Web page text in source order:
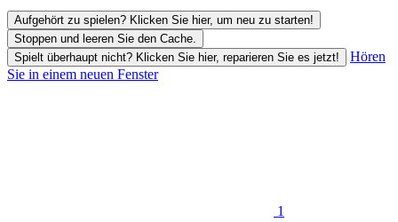
Aufgehört zu spielen? Klicken Sie hier, um neu zu starten!
Stoppen und leeren Sie den Cache.
Spielt überhaupt nicht? Klicken Sie hier, reparieren Sie es jetzt!
Hören
Sie in einem neuen Fenster
1